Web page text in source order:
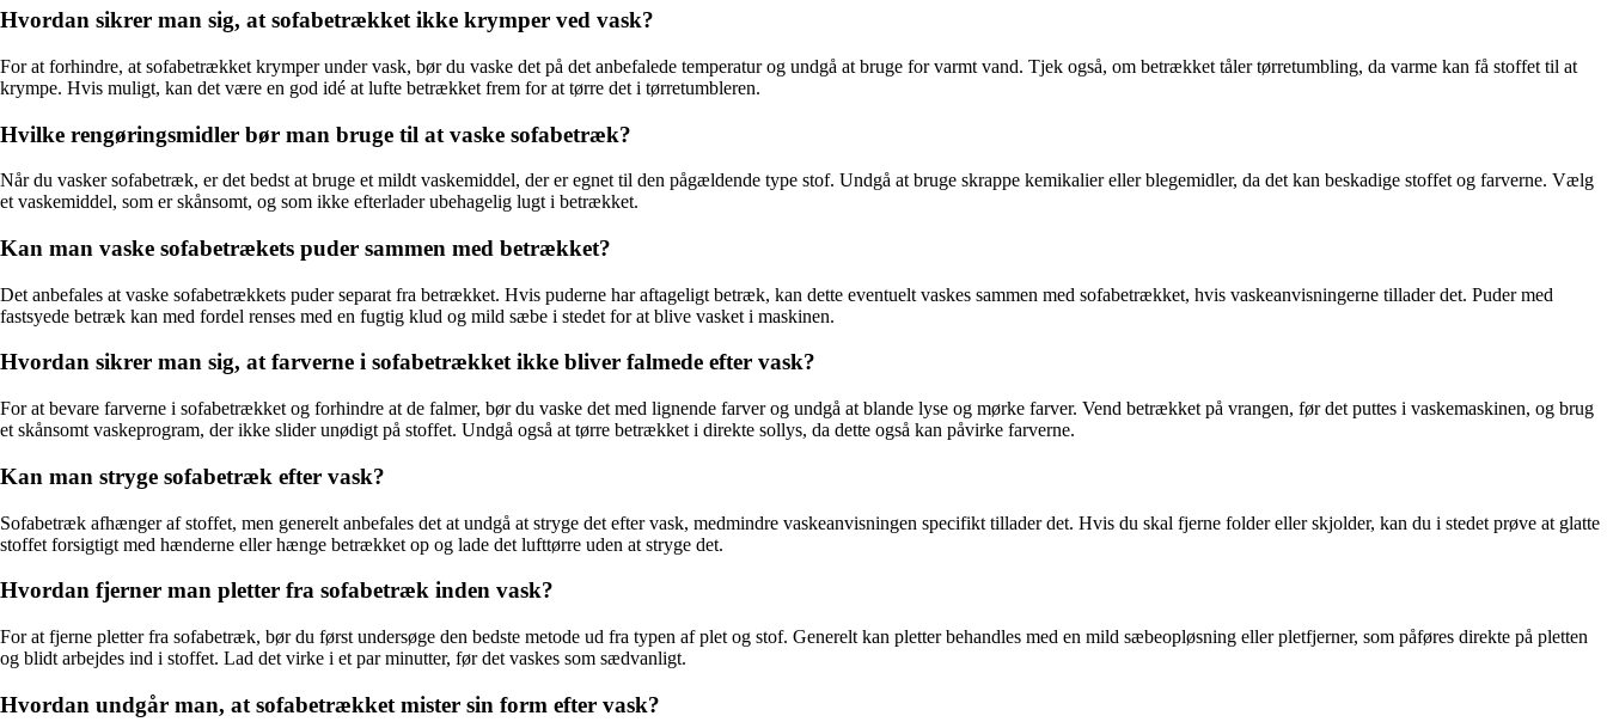
Hvordan sikrer man sig, at sofabetrækket ikke krymper ved vask?
For at forhindre, at sofabetrækket krymper under vask, bør du vaske det på det anbefalede temperatur og undgå at bruge for varmt vand. Tjek også, om betrækket tåler tørretumbling, da varme kan få stoffet til at
krympe. Hvis muligt, kan det være en god idé at lufte betrækket frem for at tørre det i tørretumbleren.
Hvilke rengøringsmidler bør man bruge til at vaske sofabetræk?
Når du vasker sofabetræk, er det bedst at bruge et mildt vaskemiddel, der er egnet til den pågældende type stof. Undgå at bruge skrappe kemikalier eller blegemidler, da det kan beskadige stoffet og farverne. Vælg
et vaskemiddel, som er skånsomt, og som ikke efterlader ubehagelig lugt i betrækket.
Kan man vaske sofabetrækets puder sammen med betrækket?
Det anbefales at vaske sofabetrækkets puder separat fra betrækket. Hvis puderne har aftageligt betræk, kan dette eventuelt vaskes sammen med sofabetrækket, hvis vaskeanvisningerne tillader det. Puder med
fastsyede betræk kan med fordel renses med en fugtig klud og mild sæbe i stedet for at blive vasket i maskinen.
Hvordan sikrer man sig, at farverne i sofabetrækket ikke bliver falmede efter vask?
For at bevare farverne i sofabetrækket og forhindre at de falmer, bør du vaske det med lignende farver og undgå at blande lyse og mørke farver. Vend betrækket på vrangen, før det puttes i vaskemaskinen, og brug
et skånsomt vaskeprogram, der ikke slider unødigt på stoffet. Undgå også at tørre betrækket i direkte sollys, da dette også kan påvirke farverne.
Kan man stryge sofabetræk efter vask?
Sofabetræk afhænger af stoffet, men generelt anbefales det at undgå at stryge det efter vask, medmindre vaskeanvisningen specifikt tillader det. Hvis du skal fjerne folder eller skjolder, kan du i stedet prøve at glatte
stoffet forsigtigt med hænderne eller hænge betrækket op og lade det lufttørre uden at stryge det.
Hvordan fjerner man pletter fra sofabetræk inden vask?
For at fjerne pletter fra sofabetræk, bør du først undersøge den bedste metode ud fra typen af plet og stof. Generelt kan pletter behandles med en mild sæbeopløsning eller pletfjerner, som påføres direkte på pletten
og blidt arbejdes ind i stoffet. Lad det virke i et par minutter, før det vaskes som sædvanligt.
Hvordan undgår man, at sofabetrækket mister sin form efter vask?